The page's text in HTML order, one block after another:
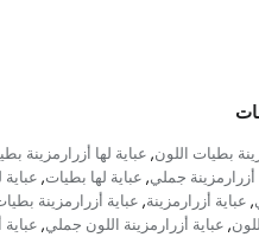
بطيات اللون, عباية لها أزرارمزينة
أزرارمزينة جملي, عباية لها بطيات,
, عباية أزرارمزينة, عباية أزرارمزينة
, عباية أزرارمزينة اللون جملي,